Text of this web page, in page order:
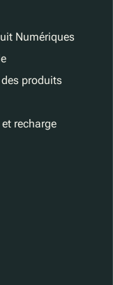
Numériques
produits
recharge